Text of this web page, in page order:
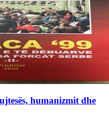
humanizmit dhe